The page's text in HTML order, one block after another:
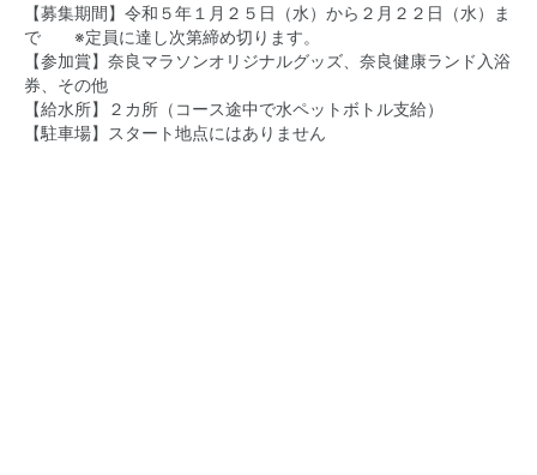
【募集期間】令和５年１月２５日（水）から２月２２日（水）ま
で ※定員に達し次第締め切ります。
【参加賞】奈良マラソンオリジナルグッズ、奈良健康ランド入浴
券、その他
【給水所】２カ所（コース途中で水ペットボトル支給）
【駐車場】スタート地点にはありません